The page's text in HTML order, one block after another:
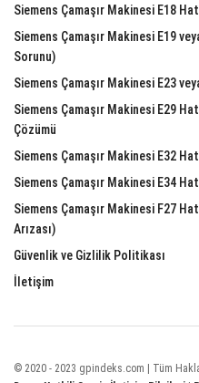
Siemens Çamaşır Makinesi E18
Siemens Çamaşır Makinesi E19
Sorunu)
Siemens Çamaşır Makinesi E23
Siemens Çamaşır Makinesi E29
Çözümü
Siemens Çamaşır Makinesi E32
Siemens Çamaşır Makinesi E34
Siemens Çamaşır Makinesi F27
Arızası)
Güvenlik ve Gizlilik Politikası
İletişim
© 2020 - 2023 gpindeks.com | Tüm